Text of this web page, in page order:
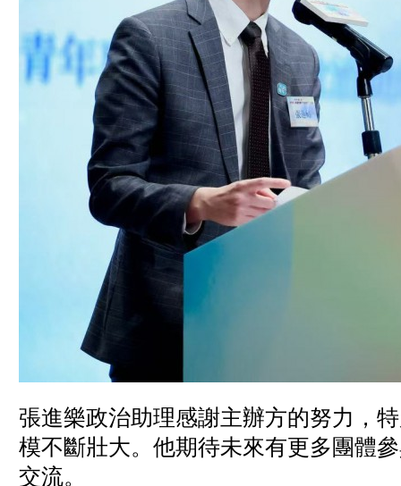
張進樂政治助理感謝主辦方的努力，
模不斷壯大。他期待未來有更多團體
交流。